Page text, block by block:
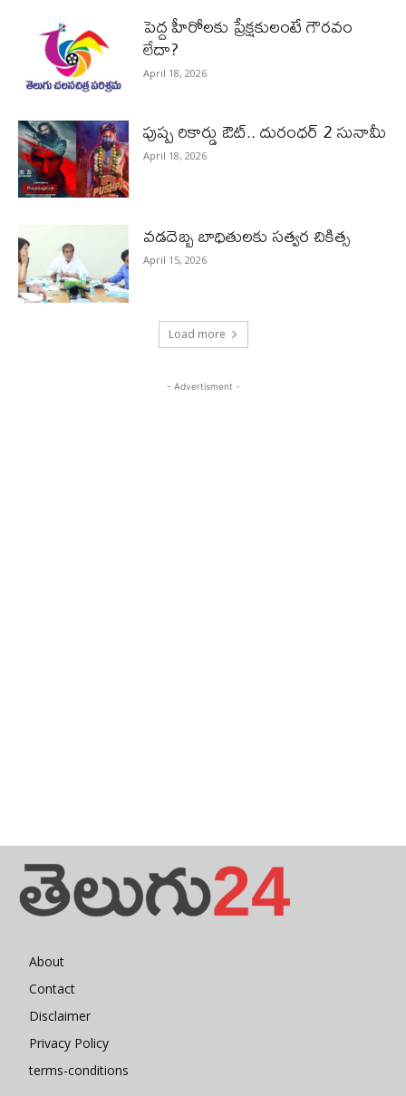
పెద్ద హీరోల‌కు ప్రేక్ష‌కులంటే గౌర‌వం
లేదా?
April 18, 2026
పుష్ప రికార్డు ఔట్‌.. దురంధ‌ర్ 2 సునామీ
April 18, 2026
వడదెబ్బ బాధితులకు సత్వర చికిత్స
April 15, 2026
Load more
- Advertisment -
About
Contact
Disclaimer
Privacy Policy
terms-conditions